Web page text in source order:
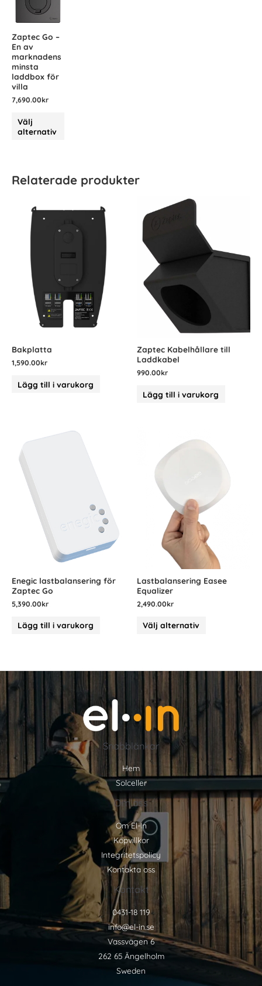
Zaptec Go –
En av
marknadens
minsta
laddbox för
villa
7,690.00kr
Välj
alternativ
Relaterade produkter
Bakplatta
1,590.00kr
Lägg till i varukorg
Zaptec Kabelhållare till
Laddkabel
990.00kr
Lägg till i varukorg
Enegic lastbalansering för
Zaptec Go
5,390.00kr
Lägg till i varukorg
Lastbalansering Easee
Equalizer
2,490.00kr
Välj alternativ
Snabblänkar
Hem
Solceller
Om oss
Om El-In
Köpvillkor
Integritetspolicy
Kontakta oss
Kontakt
0431-18 119
info@el-in.se
Vassvägen 6
262 65 Ängelholm
Sweden